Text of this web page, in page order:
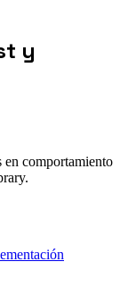
y
en comportamiento